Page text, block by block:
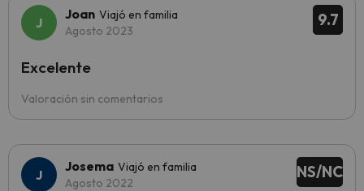
9.7
Joan Viajó en familia
Agosto 2023
Valoración sin comentarios
Excelente
NS/NC
Josema Viajó en familia
Agosto 2022